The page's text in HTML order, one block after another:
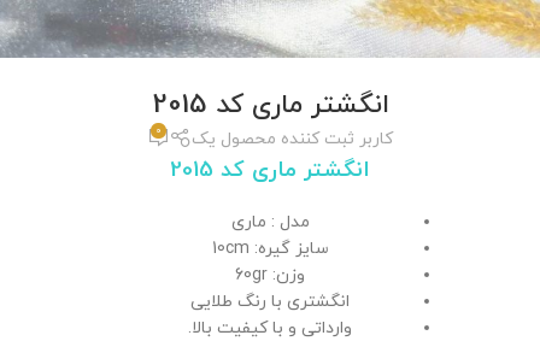
انگشتر ماری کد 2015
کاربر ثبت کننده محصول یک 0
انگشتر ماری کد 2015
مدل : ماری
سایز گیره: 10cm
وزن: 60gr
انگشتری با رنگ طلایی
وارداتی و با کیفیت بالا.